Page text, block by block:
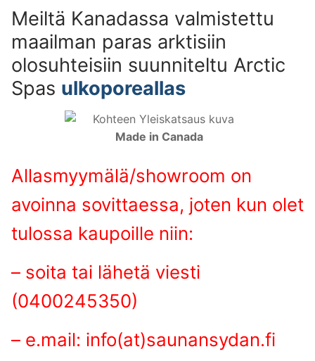
Meiltä Kanadassa valmistettu
maailman paras arktisiin
olosuhteisiin suunniteltu Arctic
Spas ulkoporeallas
Made in Canada
Allasmyymälä/showroom on
avoinna sovittaessa, joten kun olet
tulossa kaupoille niin:
– soita tai lähetä viesti
(0400245350)
– e.mail: info(at)saunansydan.fi